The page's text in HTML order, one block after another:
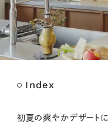
Index
初夏の爽やかデザートに